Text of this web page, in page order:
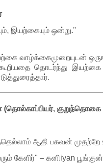
இயற்கையும் ஒன்று."
வாழ்க்கைமுறையுடன்
தொடர்ந்து
குறுந்தொகை
ஆதி பகவன் முதற்றே
கேளிர்" – கனிiyan